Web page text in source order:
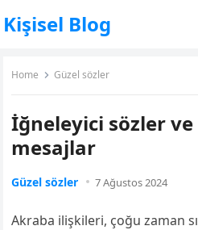
Kişisel Blog
Home Güzel sözler
İğneleyici sözler
mesajlar
Güzel sözler 7 Ağustos 2024
Akraba ilişkileri, çoğu zaman